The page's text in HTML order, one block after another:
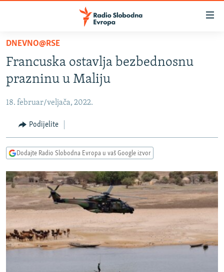
Pređite
glavni
sadržaj
Pređite
na
navigaciju
Pređite
na
BOSNA I HERCEGOVINA
SRBIJA
KOSOVO
CRNA GORA
VIDEO
FOTOGALERIJE
INFOGRAFIKE
PODCASTI
RAT U UKRAJINI
KINA NA BALKANU
RSE PRIČE IZ SVIJETA
ISPRIČAJ MI
DNEVNO@RSE
DNEVNO@RSE
Francuska ostavlja bezbednosnu
prazninu u Maliju
18. februar/veljača, 2022.
Podijelite
Dodajte Radio Slobodna Evropa u vaš Google izvor